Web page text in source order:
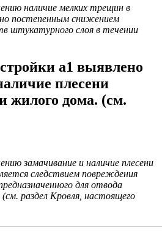
наличие мелких трещин в
постепенным снижением
штукатурного слоя в течении
а1 выявлено
плесени
жилого дома. (см.
замачивание и наличие плесени
следствием повреждения
для отвода
раздел Кровля, настоящего